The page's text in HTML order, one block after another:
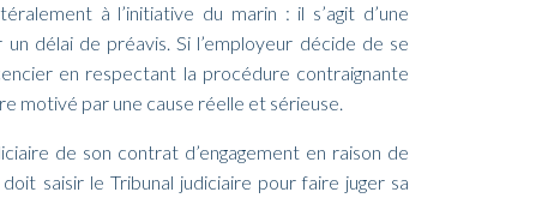
à l’initiative du marin : il s’agit d’une
délai de préavis. Si l’employeur décide de se
en respectant la procédure contraignante
motivé par une cause réelle et sérieuse.
de son contrat d’engagement en raison de
saisir le Tribunal judiciaire pour faire juger sa